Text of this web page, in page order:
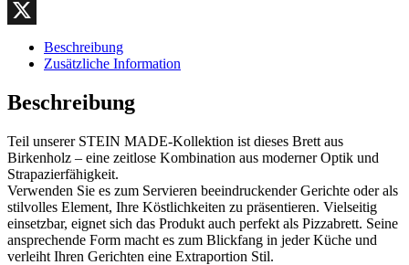
LinkedIn
Beschreibung
Zusätzliche Information
Beschreibung
Teil unserer STEIN MADE-Kollektion ist dieses Brett aus
Birkenholz – eine zeitlose Kombination aus moderner Optik und
Strapazierfähigkeit.
Verwenden Sie es zum Servieren beeindruckender Gerichte oder als
stilvolles Element, Ihre Köstlichkeiten zu präsentieren. Vielseitig
einsetzbar, eignet sich das Produkt auch perfekt als Pizzabrett. Seine
ansprechende Form macht es zum Blickfang in jeder Küche und
verleiht Ihren Gerichten eine Extraportion Stil.